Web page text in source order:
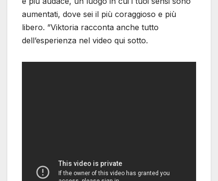
aumentati, dove sei il più coraggioso e più
libero. ”Viktoria racconta anche tutto
dell’esperienza nel video qui sotto.